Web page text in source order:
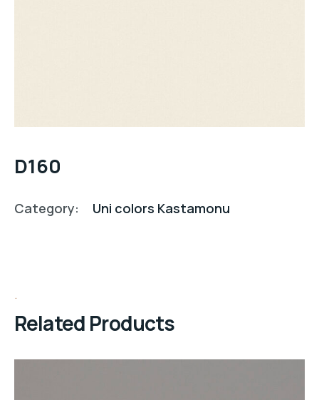
D160
Category: Uni colors Kastamonu
Related Products